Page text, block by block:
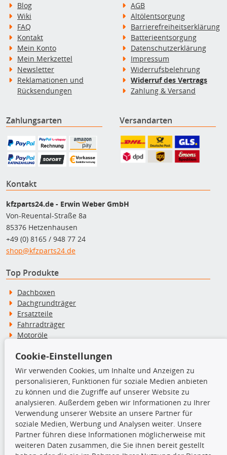
Blog
Wiki
FAQ
Kontakt
Mein Konto
Mein Merkzettel
Newsletter
Reklamationen und
Rücksendungen
AGB
Altölentsorgung
Barrierefreiheitserklärung
Batterieentsorgung
Datenschutzerklärung
Impressum
Widerrufsbelehrung
Widerruf des Vertrags
Zahlung & Versand
Zahlungsarten Versandarten
Kontakt
kfzparts24.de - Erwin Weber GmbH
Von-Reuental-Straße 8a
85376 Hetzenhausen
+49 (0) 8165 / 948 77 24
shop@kfzparts24.de
Top Produkte
Dachboxen
Dachgrundträger
Ersatzteile
Fahrradträger
Motoröle
Schneeketten
TecDoc Inside
Die hier angezeigten Daten insbesondere die gesamte Datenbank dürfen
nicht kopiert werden.
Cookie-Einstellungen
Wir verwenden Cookies, um Inhalte und Anzeigen zu
personalisieren, Funktionen für soziale Medien anbieten
zu können und die Zugriffe auf unserer Website zu
analysieren. Außerdem geben wir Informationen zu Ihrer
Verwendung unserer Website an unsere Partner für
soziale Medien, Werbung und Analysen weiter. Unsere
Partner führen diese Informationen möglicherweise mit
weiteren Daten zusammen, die Sie ihnen bereit gestellt